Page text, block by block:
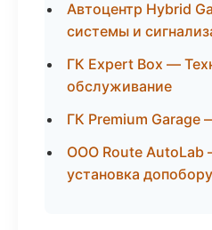
Автоцентр Hybrid
системы и
ГК Expert Box —
обслуживание
ГК Premium
ООО Route
установка